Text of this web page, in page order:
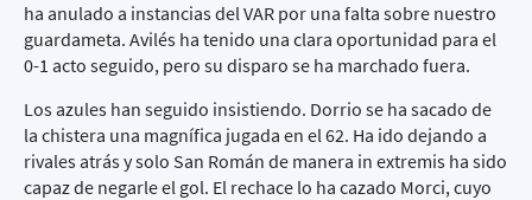
ha anulado a instancias del VAR por una falta sobre nuestro
guardameta. Avilés ha tenido una clara oportunidad para el
0-1 acto seguido, pero su disparo se ha marchado fuera.
Los azules han seguido insistiendo. Dorrio se ha sacado de
la chistera una magnífica jugada en el 62. Ha ido dejando a
rivales atrás y solo San Román de manera in extremis ha sido
capaz de negarle el gol. El rechace lo ha cazado Morci, cuyo